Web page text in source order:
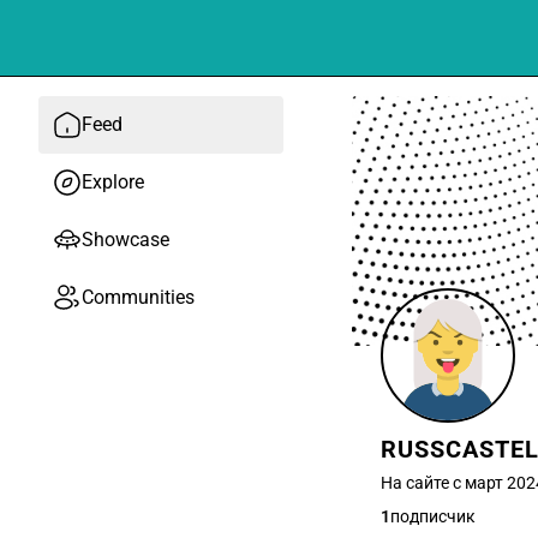
Feed
Explore
Showcase
Communities
На сайте с март
1подписчик